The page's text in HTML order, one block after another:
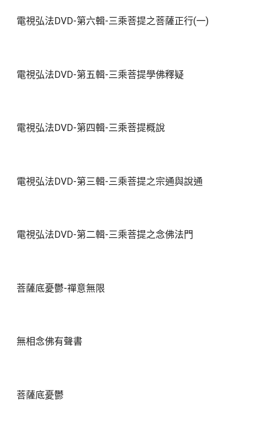
電視弘法DVD-第六輯-三乘菩提之菩薩正行(一)
電視弘法DVD-第五輯-三乘菩提學佛釋疑
電視弘法DVD-第四輯-三乘菩提概說
電視弘法DVD-第三輯-三乘菩提之宗通與說通
電視弘法DVD-第二輯-三乘菩提之念佛法門
菩薩底憂鬱-禪意無限
無相念佛有聲書
菩薩底憂鬱